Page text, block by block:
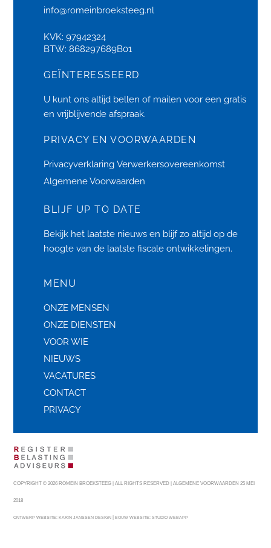
info@romeinbroeksteeg.nl
KVK: 97942324
BTW: 868297689B01
GEÏNTERESSEERD
U kunt ons altijd bellen of mailen voor een gratis
en vrijblijvende afspraak.
PRIVACY EN VOORWAARDEN
Privacyverklaring Verwerkersovereenkomst
Algemene Voorwaarden
BLIJF UP TO DATE
Bekijk het laatste nieuws en blijf zo altijd op de
hoogte van de laatste fiscale ontwikkelingen.
MENU
ONZE MENSEN
ONZE DIENSTEN
VOOR WIE
NIEUWS
VACATURES
CONTACT
PRIVACY
COPYRIGHT © 2026 ROMEIN BROEKSTEEG | ALL RIGHTS RESERVED |ALGEMENE VOORWAARDEN 25 MEI
2018
ONTWERP WEBSITE:KARIN JANSSEN DESIGN |BOUW WEBSITE:STUDIO WEBAPP